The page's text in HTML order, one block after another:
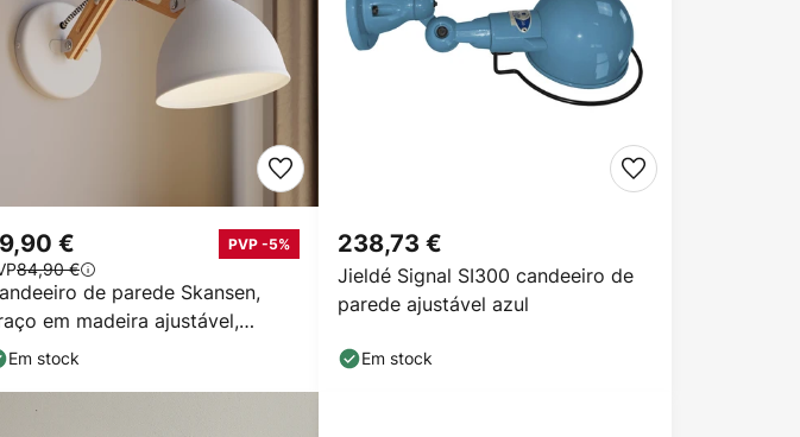
de parede Skansen,
em madeira ajustável,
€ PVP -5%
84,90 €
Em stock
Jieldé Signal SI300 candeeiro de
parede ajustável azul
238,73 €
Em stock